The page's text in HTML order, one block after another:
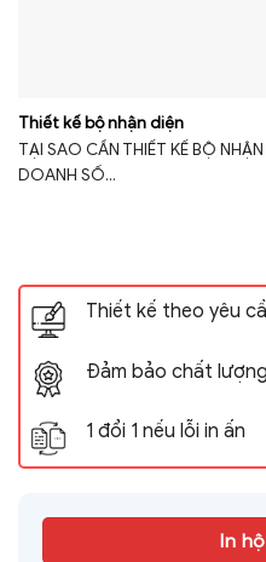
Thiết kế bộ nhận diện
TẠI SAO CẦN THIẾT KẾ BỘ
DOANH SỐ...
Thiết kế theo yêu
Đảm bảo chất
1 đổi 1 nếu lỗi in ấn
In